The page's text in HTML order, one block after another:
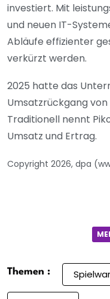
investiert. Mit
und neuen IT-
Abläufe effizienter
verkürzt werden.
2025 hatte das
Umsatzrückgang
Traditionell nennt
Umsatz und Ertrag.
Copyright 2026, dpa
Themen :